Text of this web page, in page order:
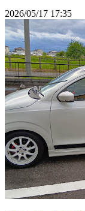
2026/05/17 17:35